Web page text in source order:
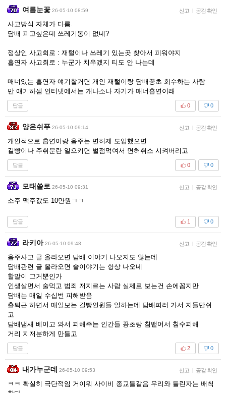
여름눈꽃 26-05-10 08:59 신고 | 공감 확인
사고방식 자체가 다름.
담배 피고싶은데 쓰레기통이 없네?
정상인 사고회로 : 재털이나 쓰레기 있는곳 찾아서 피워야지
흡연자 사고회로 : 누군가 치우겠지 티도 안 나는데
매너있는 흡연자 얘기할거면 개인 재털이랑 담배꽁초 회수하는 사람
만 얘기하셈 인터넷에서는 개나소나 자기가 매너흡연이래
답글 0
0
양은쉬푸 26-05-10 09:14 신고 | 공감 확인
개인적으로 흡연이랑 음주는 면허제 도입했으면
길빵이나 주취문란 일으키면 벌점먹여서 면허취소 시켜버리고
답글 0
0
모태쏠로 26-05-10 09:31 신고 | 공감 확인
소주 맥주값도 10만원ㄱㄱ
답글 0
1
라키아 26-05-10 09:48 신고 | 공감 확인
음주사고 글 올라오면 담배 이야기 나오지도 않는데
담배관련 글 올라오면 술이야기는 항상 나오네
할말이 그거뿐인가
인생살면서 술먹고 범죄 저지르는 사람 실제로 보는건 손에꼽지만
담배는 매일 수십번 피해받음
출퇴근 하면서 매일보는 길빵인원들 일하는데 담배피러 가서 지들만쉬
고
담배냄새 베이고 와서 피해주는 인간들 꽁초랑 침뱉어서 침수피해
거리 지저분하게 만들고
답글 0
2
내가누군데 26-05-10 09:53 신고 | 공감 확인
ㅋㅋ 확실히 극단적임 거이뭐 사이비 종교들같음 우리와 틀린자는 배척